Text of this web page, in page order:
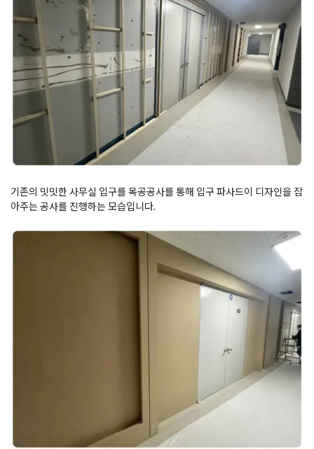
기존의 밋밋한 사무실 입구를 목공공사를 통해 입구 파사드이 디자인을 잡
아주는 공사를 진행하는 모습입니다.